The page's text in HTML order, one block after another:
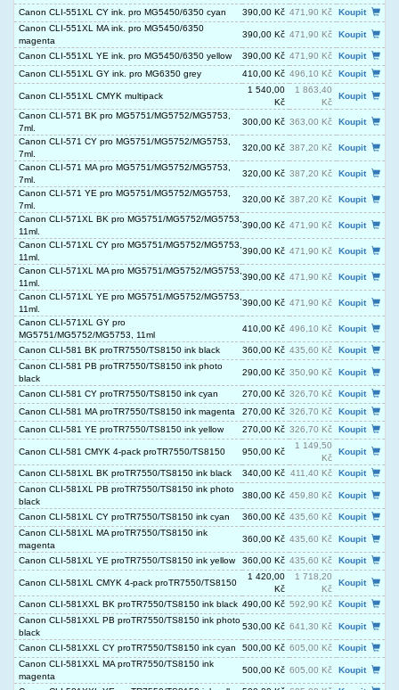
Canon CLI-551XL CY ink. pro MG5450/6350 cyan
390,00 Kč 471,90 Kč
Koupit
Canon CLI-551XL MA ink. pro MG5450/6350
magenta
390,00 Kč 471,90 Kč Koupit
Canon CLI-551XL YE ink. pro MG5450/6350 yellow 390,00 Kč 471,90 Kč
Koupit
Canon CLI-551XL GY ink. pro MG6350 grey
410,00 Kč 496,10 Kč Koupit
Canon CLI-551XL CMYK multipack
1 540,00
Kč
1 863,40
Kč
Koupit
Canon CLI-571 BK pro MG5751/MG5752/MG5753,
7ml.
300,00 Kč 363,00 Kč
Koupit
Canon CLI-571 CY pro MG5751/MG5752/MG5753,
7ml.
320,00 Kč 387,20 Kč
Koupit
Canon CLI-571 MA pro MG5751/MG5752/MG5753,
7ml.
320,00 Kč 387,20 Kč
Koupit
Canon CLI-571 YE pro MG5751/MG5752/MG5753,
7ml.
320,00 Kč 387,20 Kč
Koupit
Canon CLI-571XL BK pro MG5751/MG5752/MG5753,
11ml.
390,00 Kč 471,90 Kč
Koupit
Canon CLI-571XL CY pro MG5751/MG5752/MG5753,
11ml.
390,00 Kč 471,90 Kč
Koupit
Canon CLI-571XL MA pro MG5751/MG5752/MG5753,
11ml.
390,00 Kč 471,90 Kč
Koupit
Canon CLI-571XL YE pro MG5751/MG5752/MG5753,
11ml.
390,00 Kč 471,90 Kč
Koupit
Canon CLI-571XL GY pro
MG5751/MG5752/MG5753, 11ml
410,00 Kč 496,10 Kč Koupit
Canon CLI-581 BK proTR7550/TS8150 ink black 360,00 Kč 435,60 Kč
Koupit
Canon CLI-581 PB proTR7550/TS8150 ink photo
black
290,00 Kč 350,90 Kč Koupit
Canon CLI-581 CY proTR7550/TS8150 ink cyan 270,00 Kč 326,70 Kč
Koupit
Canon CLI-581 MA proTR7550/TS8150 ink magenta
270,00 Kč 326,70 Kč
Koupit
Canon CLI-581 YE proTR7550/TS8150 ink yellow
270,00 Kč 326,70 Kč Koupit
Canon CLI-581 CMYK 4-pack proTR7550/TS8150 950,00 Kč
1 149,50
Kč
Koupit
Canon CLI-581XL BK proTR7550/TS8150 ink black 340,00 Kč 411,40 Kč
Koupit
Canon CLI-581XL PB proTR7550/TS8150 ink photo
black
380,00 Kč 459,80 Kč Koupit
Canon CLI-581XL CY proTR7550/TS8150 ink cyan 360,00 Kč 435,60 Kč
Koupit
Canon CLI-581XL MA proTR7550/TS8150 ink
magenta
360,00 Kč 435,60 Kč Koupit
Canon CLI-581XL YE proTR7550/TS8150 ink yellow 360,00 Kč 435,60 Kč Koupit
Canon CLI-581XL CMYK 4-pack proTR7550/TS8150
1 420,00
Kč
1 718,20
Kč
Koupit
Canon CLI-581XXL BK proTR7550/TS8150 ink black 490,00 Kč 592,90 Kč
Koupit
Canon CLI-581XXL PB proTR7550/TS8150 ink photo
black
530,00 Kč 641,30 Kč Koupit
Canon CLI-581XXL CY proTR7550/TS8150 ink cyan 500,00 Kč 605,00 Kč
Koupit
Canon CLI-581XXL MA proTR7550/TS8150 ink
magenta
500,00 Kč 605,00 Kč Koupit